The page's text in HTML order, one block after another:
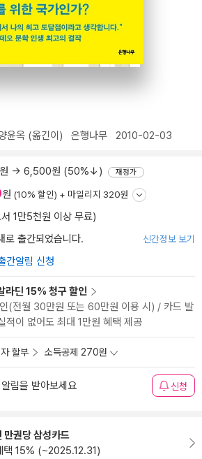
윤옥 (옮긴이) 은행나무 2010-02-03
→ 6,500원 (50%↓) 재정가
원 (10% 할인) + 마일리지 320원
1만5천원 이상 무료)
로 출간되었습니다. 신간정보 보기
간알림 신청
라딘 15% 청구 할인
(전월 30만원 또는 60만원 이용 시) / 카드 발
적이 없어도 최대 1만원 혜택 제공
할부 소득공제 270원
림을 받아보세요 신청
권당 삼성카드
택 15% (~2025.12.31)